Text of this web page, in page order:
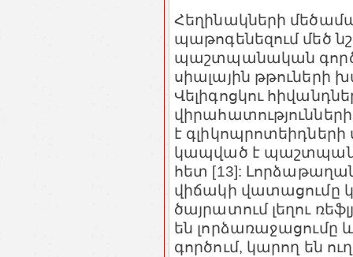
Հեղինակների
պաթոգենեզում մեծ
պաշտպանական
սիալային թթուների
Վելիգոցկու
է
կապված է
հետ [13]:
վիճակի վատացումը
ծայրատում լեղու
են լորձառաջացումը և
գործում, կարող են